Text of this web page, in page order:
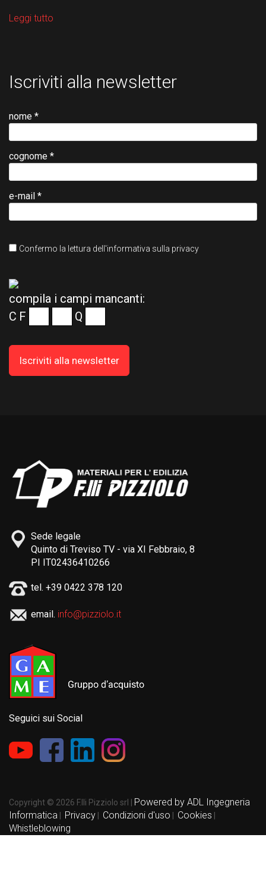
Leggi tutto
Iscriviti alla newsletter
nome *
cognome *
e-mail *
Confermo la lettura dell'informativa sulla privacy
compila i campi mancanti:
C F Q
Sede legale
Quinto di Treviso TV - via XI Febbraio, 8
PI IT02436410266
tel. +39 0422 378 120
email. info@pizziolo.it
Seguici sui Social
Copyright © 2026 F.lli Pizziolo srl |
Powered by ADL Ingegneria
Informatica
Privacy Condizioni d'uso Cookies
Whistleblowing